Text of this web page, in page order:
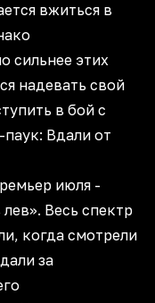
вжиться в
сильнее этих
надевать свой
в бой с
Вдали от
июля -
Весь спектр
когда смотрели
за